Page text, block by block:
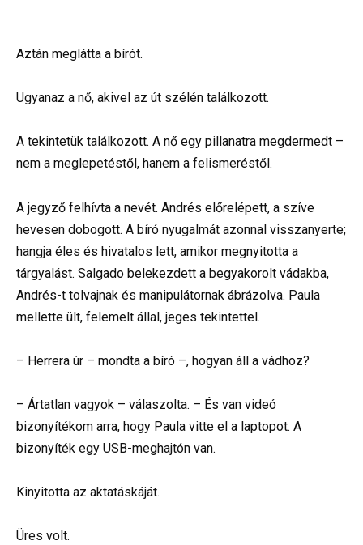
Aztán meglátta a bírót.
Ugyanaz a nő, akivel az út szélén találkozott.
A tekintetük találkozott. A nő egy pillanatra megdermedt –
nem a meglepetéstől, hanem a felismeréstől.
A jegyző felhívta a nevét. Andrés előrelépett, a szíve
hevesen dobogott. A bíró nyugalmát azonnal visszanyerte;
hangja éles és hivatalos lett, amikor megnyitotta a
tárgyalást. Salgado belekezdett a begyakorolt vádakba,
Andrés-t tolvajnak és manipulátornak ábrázolva. Paula
mellette ült, felemelt állal, jeges tekintettel.
– Herrera úr – mondta a bíró –, hogyan áll a vádhoz?
– Ártatlan vagyok – válaszolta. – És van videó
bizonyítékom arra, hogy Paula vitte el a laptopot. A
bizonyíték egy USB-meghajtón van.
Kinyitotta az aktatáskáját.
Üres volt.